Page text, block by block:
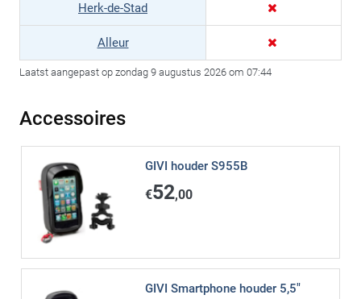
Herk-de-Stad
Alleur
Laatst aangepast op zondag 9 augustus 2026 om 07:44
Accessoires
GIVI houder S955B
€52,00
GIVI Smartphone houder 5,5"